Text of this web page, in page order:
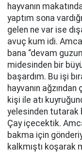
hayvanın
yaptım sona
gelen ne var ise
avuç kum idi.
bana “devam
midesinden bir
başardım. Bu işi
hayvanın
kişi ile atı
yelesinden tutarak
Çay içecektik.
bakma için
kalkmıştı koşarak